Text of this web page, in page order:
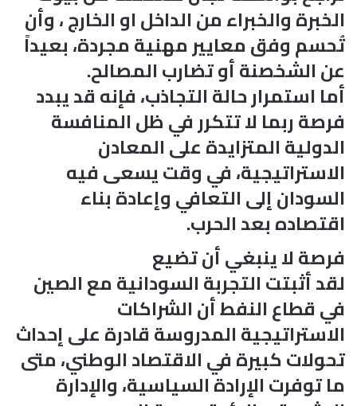
الخبرة والخبراء من الداخل او الخارج ، وأن
تُحسم وفق معايير مهنية مجردة، بعيداً
عن الشخصنة أو تضارب المصالح.
أما استمرار حالة التجاذب، فإنه قد يبدد
فرصة ربما لا تتكرر في ظل المنافسة
الدولية المتزايدة على المعادن
الاستراتيجية، في وقت يسعى فيه
السودان إلى التعافي وإعادة بناء
اقتصاده بعد الحرب.
فرصة لا ينبغي أن تضيع
لقد أثبتت التجربة السودانية مع الصين
في قطاع النفط أن الشراكات
الاستراتيجية المدروسة قادرة على إحداث
تحولات كبيرة في الاقتصاد الوطني، متى
ما توفرت الإرادة السياسية، والإدارة